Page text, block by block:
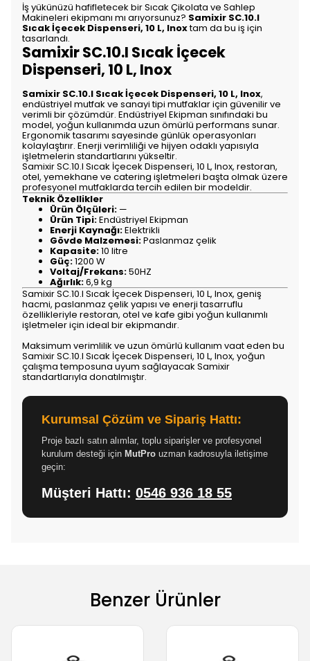
İş yükünüzü hafifletecek bir Sıcak Çikolata ve Sahlep
Makineleri ekipmanı mı arıyorsunuz? Samixir SC.10.I
Sıcak İçecek Dispenseri, 10 L, Inoxtam da bu iş için
tasarlandı.
Samixir SC.10.I Sıcak İçecek
Dispenseri, 10 L, Inox
Samixir SC.10.I Sıcak İçecek Dispenseri, 10 L, Inox,
endüstriyel mutfak ve sanayi tipi mutfaklar için güvenilir ve
verimli bir çözümdür. Endüstriyel Ekipman sınıfındaki bu
model, yoğun kullanımda uzun ömürlü performans sunar.
Ergonomik tasarımı sayesinde günlük operasyonları
kolaylaştırır. Enerji verimliliği ve hijyen odaklı yapısıyla
işletmelerin standartlarını yükseltir.
Samixir SC.10.I Sıcak İçecek Dispenseri, 10 L, Inox, restoran,
otel, yemekhane ve catering işletmeleri başta olmak üzere
profesyonel mutfaklarda tercih edilen bir modeldir.
Teknik Özellikler
Ürün Ölçüleri: —
Ürün Tipi:Endüstriyel Ekipman
Enerji Kaynağı:Elektrikli
Gövde Malzemesi:Paslanmaz çelik
Kapasite:10 litre
Güç:1200 W
Voltaj/Frekans:50HZ
Ağırlık:6,9 kg
Samixir SC.10.I Sıcak İçecek Dispenseri, 10 L, Inox, geniş
hacmi, paslanmaz çelik yapısı ve enerji tasarruflu
özellikleriyle restoran, otel ve kafe gibi yoğun kullanımlı
işletmeler için ideal bir ekipmandır.
Maksimum verimlilik ve uzun ömürlü kullanım vaat eden bu
Samixir SC.10.I Sıcak İçecek Dispenseri, 10 L, Inox, yoğun
çalışma temposuna uyum sağlayacak Samixir
standartlarıyla donatılmıştır.
Kurumsal Çözüm ve Sipariş Hattı:
Proje bazlı satın alımlar, toplu siparişler ve profesyonel
kurulum desteği için MutPro uzman kadrosuyla iletişime
geçin:
Müşteri Hattı: 0546 936 18 55
Benzer Ürünler